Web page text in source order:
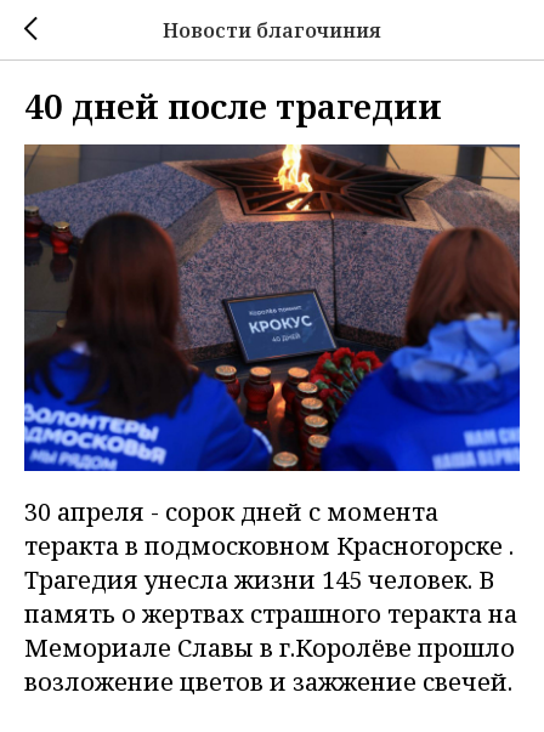
Новости благочиния
40 дней после трагедии
30 апреля - сорок дней с момента
теракта в подмосковном Красногорске .
Трагедия унесла жизни 145 человек. В
память о жертвах страшного теракта на
Мемориале Славы в г.Королёве прошло
возложение цветов и зажжение свечей.